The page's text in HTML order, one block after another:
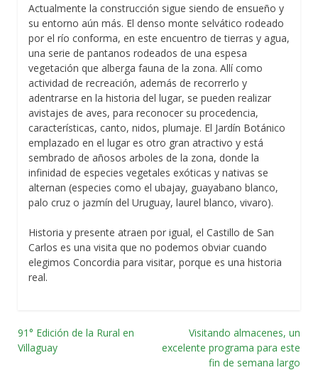
Actualmente la construcción sigue siendo de ensueño y
su entorno aún más. El denso monte selvático rodeado
por el río conforma, en este encuentro de tierras y agua,
una serie de pantanos rodeados de una espesa
vegetación que alberga fauna de la zona. Allí como
actividad de recreación, además de recorrerlo y
adentrarse en la historia del lugar, se pueden realizar
avistajes de aves, para reconocer su procedencia,
características, canto, nidos, plumaje. El Jardín Botánico
emplazado en el lugar es otro gran atractivo y está
sembrado de añosos arboles de la zona, donde la
infinidad de especies vegetales exóticas y nativas se
alternan (especies como el ubajay, guayabano blanco,
palo cruz o jazmín del Uruguay, laurel blanco, vivaro).
Historia y presente atraen por igual, el Castillo de San
Carlos es una visita que no podemos obviar cuando
elegimos Concordia para visitar, porque es una historia
real.
Navegación
91° Edición de la Rural en
Villaguay
Visitando almacenes, un
excelente programa para este
fin de semana largo